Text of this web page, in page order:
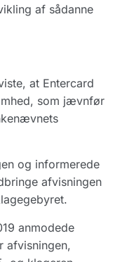
af sådanne
at Entercard
som jævnfør
og informerede
afvisningen
anmodede
afvisningen,